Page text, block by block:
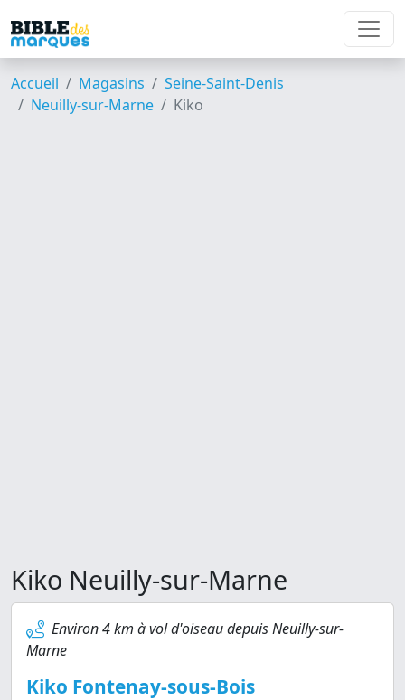
Accueil Magasins
Seine-Saint-Denis
Neuilly-sur-Marne
Kiko
Kiko Neuilly-sur-Marne
Environ 4 km à vol d'oiseau depuis Neuilly-sur-
Marne
Kiko Fontenay-sous-Bois